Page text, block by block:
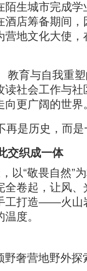
生城市完成
店筹备期间
地文化大使
教育与自我重
社会工作与
向更广阔的世界
再是历史，而
交织成一体
以“敬畏自然”
卷起，让风
工打造——火山
度。
野奢营地野外